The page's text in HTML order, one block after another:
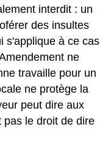
interdit : un
des insultes
s'applique à ce cas
ne
travaille pour un
ne protège la
peut dire aux
pas le droit de dire